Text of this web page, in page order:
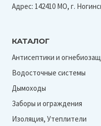
Адрес: 142410 МО, г.
КАТАЛОГ
Антисептики и
Водосточные системы
Дымоходы
Заборы и ограждения
Изоляция, Утеплители